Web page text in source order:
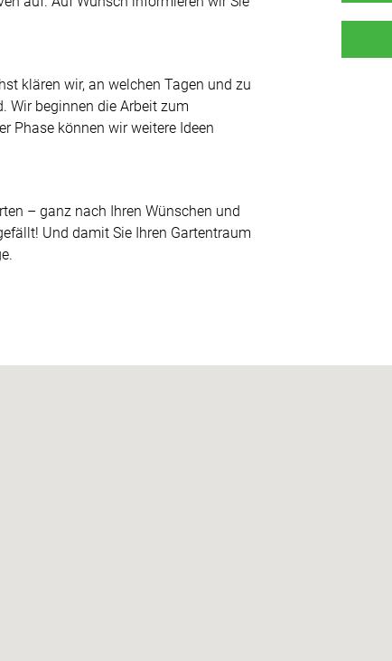
klären wir, an welchen Tagen und zu
Wir beginnen die Arbeit zum
Phase können wir weitere Ideen
– ganz nach Ihren Wünschen und
Und damit Sie Ihren Gartentraum